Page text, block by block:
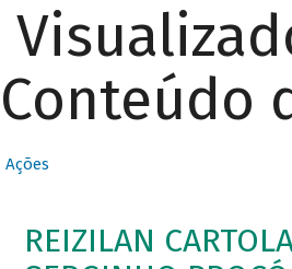
Conteúdo
Ações
REIZILAN